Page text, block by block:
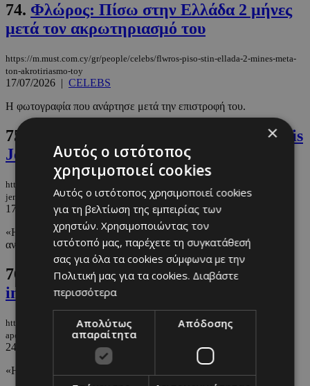
74. Φλώρος: Πίσω στην Ελλάδα 2 μήνες
μετά τον ακρωτηριασμό του
https://m.must.com.cy/gr/people/celebs/flwros-piso-stin-ellada-2-mines-meta-
ton-akrotiriasmo-toy
17/07/2026 | CELEBS
Η φωτογραφία που ανάρτησε μετά την επιστροφή του.
75.
Έφυγε από την ζωή η μητέρα της Kris
Jenner
https://m.must.com.cy/gr/people/celebs/efyge-apo-tin-zoi-i-mitera-tis-kris-
jenner
17/07/2026| CELEBS
«Η καρδιά μου έχει γίνει χίλια κομμάτια», έγραψε όταν
ανακοίνωσε τον θάνατο της μητέρας της.
76.
Γιατί τα βιβλία έγιναν το απόλυτο
inspo στη βιομηχανία της μόδας
https://m.must.com.cy/gr/fashion/fashion-news/giati-ta-biblia-eginan-to-
apolyto-inspo-stin-biomixania-tis-modas
24/07/2026
FASHION NEWS
«H ανάγνωση βιβλίων είναι γοητευτική».
×
Αυτός ο ιστότοπος
χρησιμοποιεί cookies
Αυτός ο ιστότοπος χρησιμοποιεί cookies
για τη βελτίωση της εμπειρίας των
χρηστών. Χρησιμοποιώντας τον
ιστότοπό μας, παρέχετε τη συγκατάθεσή
σας για όλα τα cookies σύμφωνα με την
Πολιτική μας για τα cookies. Διαβάστε
περισσότερα
Απολύτως
απαραίτητα
Απόδοσης